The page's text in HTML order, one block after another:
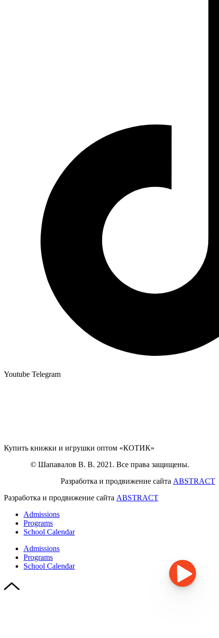
Youtube Telegram
Купить книжки и игрушки оптом «КОТИК»
© Шапавалов В. В. 2021. Все права защищены.
Разработка и продвижение сайта ABSTRACT
Разработка и продвижение сайта ABSTRACT
Admissions
Programs
School Calendar
Admissions
Programs
School Calendar